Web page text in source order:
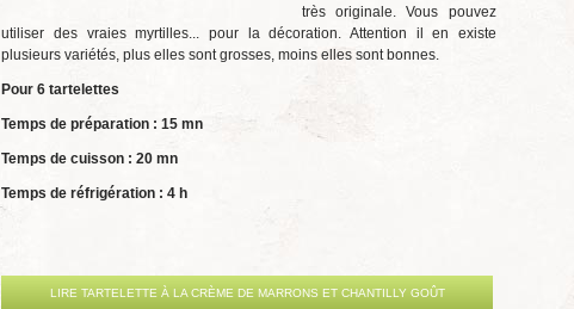
très originale. Vous pouvez
utiliser des vraies myrtilles... pour la décoration. Attention il en existe
plusieurs variétés, plus elles sont grosses, moins elles sont bonnes.
Pour 6 tartelettes
Temps de préparation : 15 mn
Temps de cuisson : 20 mn
Temps de réfrigération : 4 h
LIRE TARTELETTE À LA CRÈME DE MARRONS ET CHANTILLY GOÛT